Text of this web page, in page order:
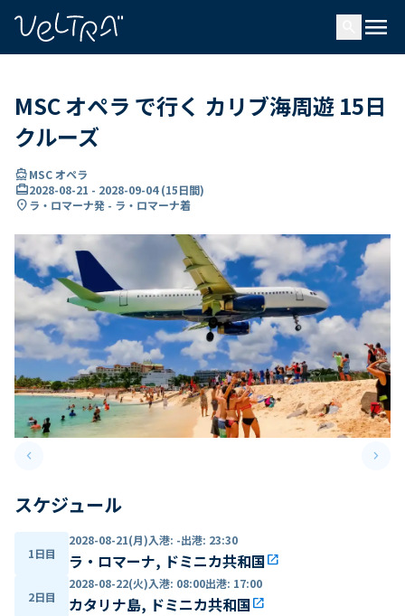
menu
MSC オペラ で行く カリブ海周遊 15日
クルーズ
directions_boatMSC オペラ
card_travel2028-08-21 - 2028-09-04(15日間)
location_onラ・ロマーナ発 - ラ・ロマーナ着
keyboard_arrow_leftPrevious slide keyboard_arrow_right
スケジュール
1日目
2028-08-21(月)入港: -出港: 23:30
ラ・ロマーナ, ドミニカ共和国open_in_new
2日目
2028-08-22(火)入港: 08:00出港: 17:00
カタリナ島, ドミニカ共和国open_in_new